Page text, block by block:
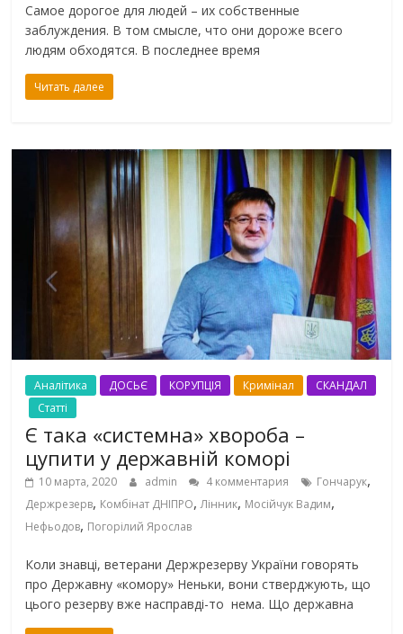
Самое дорогое для людей – их собственные
заблуждения. В том смысле, что они дороже всего
людям обходятся. В последнее время
Читать далее
Аналітика ДОСЬЄ КОРУПЦІЯ Кримінал
СКАНДАЛ
Статті
Є така «системна» хвороба –
цупити у державній коморі
10 марта, 2020 admin 4 комментария Гончарук,
Держрезерв, Комбінат ДНІПРО,Лінник, Мосійчук Вадим,
Нефьодов, Погорілий Ярослав
Коли знавці, ветерани Держрезерву України говорять
про Державну «комору» Неньки, вони стверджують, що
цього резерву вже насправді-то нема. Що державна